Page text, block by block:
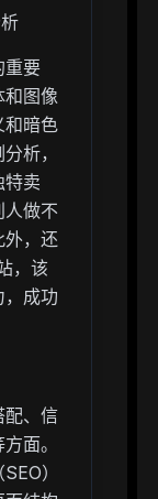
重要
图像
和暗色
析，
特卖
人做不
外，还
，该
，成功
配、信
面。
）